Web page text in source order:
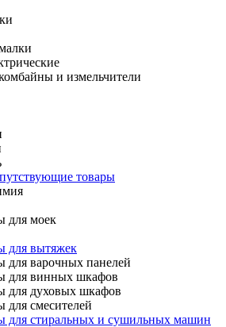
и измельчители
товары
для моек
для вытяжек
для варочных панелей
для винных шкафов
для духовых шкафов
для смесителей
для стиральных и сушильных машин